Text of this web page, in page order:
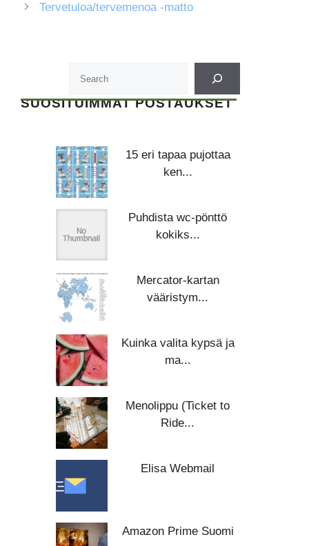
Tervetuloa/tervemenoa -matto
SUOSITUIMMAT POSTAUKSET
15 eri tapaa pujottaa
ken...
Puhdista wc-pönttö
kokiks...
Mercator-kartan
vääristym...
Kuinka valita kypsä ja
ma...
Menolippu (Ticket to
Ride...
Elisa Webmail
Amazon Prime Suomi